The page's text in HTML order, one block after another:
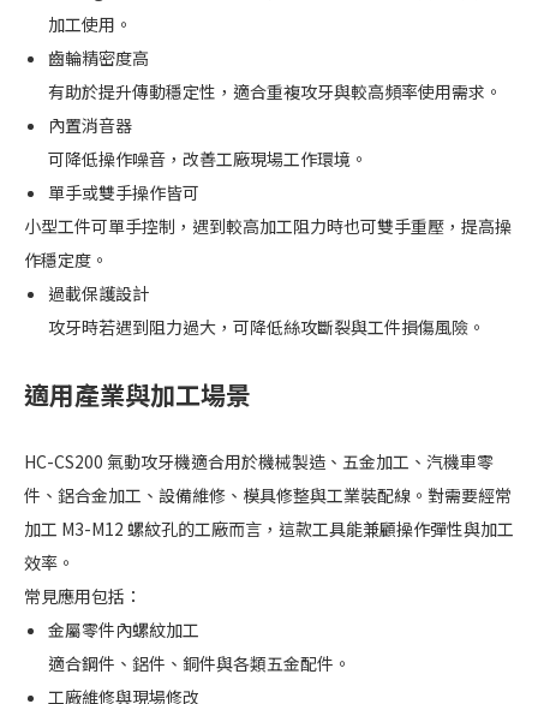
加工使用。
齒輪精密度高
有助於提升傳動穩定性，適合重複攻牙與較高頻率使用需求。
內置消音器
可降低操作噪音，改善工廠現場工作環境。
單手或雙手操作皆可
小型工件可單手控制，遇到較高加工阻力時也可雙手重壓，提高操
作穩定度。
過載保護設計
攻牙時若遇到阻力過大，可降低絲攻斷裂與工件損傷風險。
適用產業與加工場景
HC-CS200 氣動攻牙機適合用於機械製造、五金加工、汽機車零
件、鋁合金加工、設備維修、模具修整與工業裝配線。對需要經常
加工 M3-M12 螺紋孔的工廠而言，這款工具能兼顧操作彈性與加工
效率。
常見應用包括：
金屬零件內螺紋加工
適合鋼件、鋁件、銅件與各類五金配件。
工廠維修與現場修改